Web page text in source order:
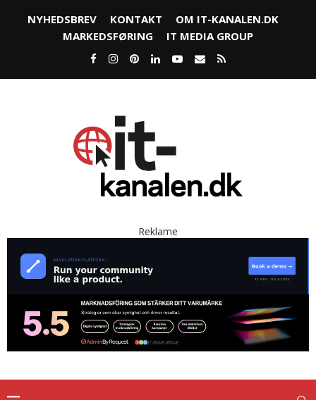
NYHEDSBREV KONTAKT
OM IT-KANALEN.DK
MARKEDSFØRING
IT MEDIA GROUP
Reklame